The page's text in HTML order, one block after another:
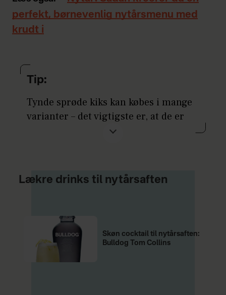
perfekt, børnevenlig nytårsmenu med
krudt i
Tip:
Tynde sprøde kiks kan købes i mange
varianter – det vigtigste er, at de er
supertynde og ikke er for søde.
Lækre drinks til nytårsaften
Skøn cocktail til nytårsaften:
Bulldog Tom Collins